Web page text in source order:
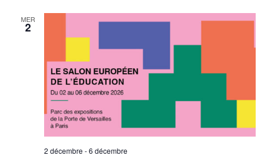
MER
2
2 décembre -6 décembre